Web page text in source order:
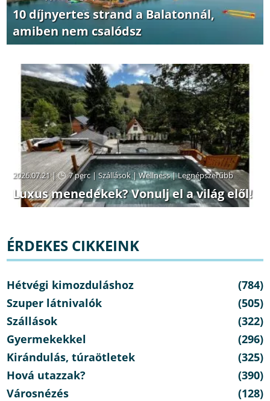
10 díjnyertes strand a Balatonnál,
amiben nem csalódsz
2026.07.21 | 7 perc|Szállások|Wellness|Legnépszerűbb
Luxus menedékek? Vonulj el a világ elől!
ÉRDEKES CIKKEINK
Hétvégi kimozduláshoz
(784)
Szuper látnivalók
(505)
Szállások
(322)
Gyermekekkel
(296)
Kirándulás, túraötletek
(325)
Hová utazzak?
(390)
Városnézés
(128)